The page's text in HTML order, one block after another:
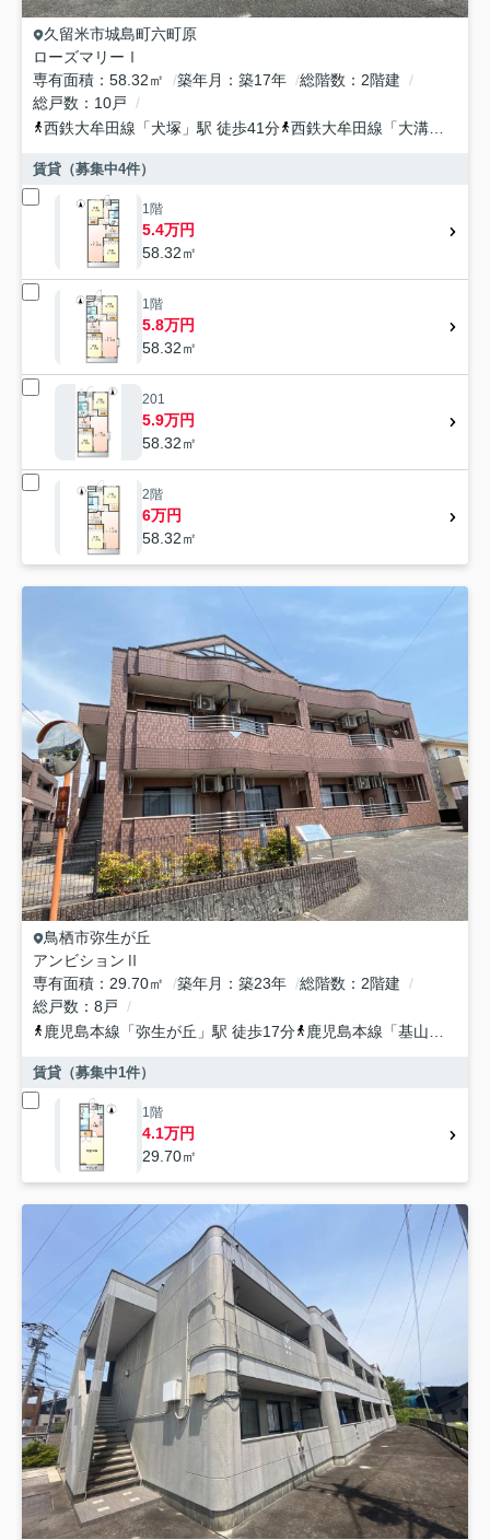
久留米市城島町六町原
ローズマリーⅠ
専有面積
58.32㎡ 築年月 築17年 総階数
2階建
総戸数
10戸
西鉄大牟田線 「犬塚 」駅 徒歩41分 西鉄大牟田線 「大溝
賃貸（募集中4件）
1階
5.4万円
58.32㎡
1階
5.8万円
58.32㎡
201
5.9万円
58.32㎡
2階
6万円
58.32㎡
鳥栖市弥生が丘
アンビションⅡ
専有面積
29.70㎡ 築年月 築23年 総階数
2階建
総戸数
8戸
鹿児島本線 「弥生が丘 」駅 徒歩17分 鹿児島本線 「基山
賃貸（募集中1件）
1階
4.1万円
29.70㎡